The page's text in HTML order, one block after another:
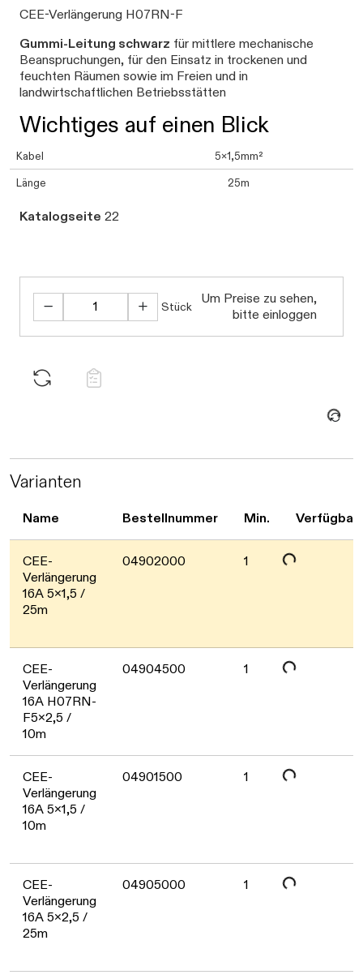
CEE-Verlängerung H07RN-F
Gummi-Leitung schwarz für mittlere mechanische
Beanspruchungen, für den Einsatz in trockenen und
feuchten Räumen sowie im Freien und in
landwirtschaftlichen Betriebsstätten
Wichtiges auf einen Blick
Kabel 5x1,5mm²
Länge 25m
Katalogseite 22
Stück
Um Preise zu sehen,
bitte einloggen
Daten werden geladen. Bitte warten...
Varianten
Name Bestellnummer Min.
CEE-
Verlängerung
16A 5x1,5 /
25m
04902000 1
Daten werden geladen. Bitte warten...
CEE-
Verlängerung
16A H07RN-
F5x2,5 /
10m
04904500 1
Daten werden geladen. Bitte warten...
CEE-
Verlängerung
16A 5x1,5 /
10m
04901500 1
Daten werden geladen. Bitte warten...
CEE-
Verlängerung
16A 5x2,5 /
25m
04905000 1
Daten werden geladen. Bitte warten...